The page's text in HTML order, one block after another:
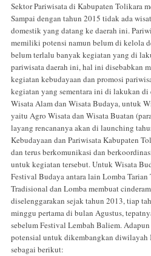
Sektor Pariwisata di Kabupaten Tolikara
Sampai dengan tahun 2015 tidak ada
domestik yang datang ke daerah ini.
memiliki potensi namun belum di kelola
belum terlalu banyak kegiatan yang di
pariwisata daerah ini, hal ini disebabkan
kegiatan kebudayaan dan promosi
kegiatan yang sementara ini di lakukan
Wisata Alam dan Wisata Budaya, untuk
yaitu Agro Wisata dan Wisata Buatan
layang rencananya akan di launching
Kebudayaan dan Pariwisata Kabupaten
dan terus berkomunikasi dan
untuk kegiatan tersebut. Untuk Wisata
Festival Budaya antara lain Lomba
Tradisional dan Lomba membuat
diselenggarakan sejak tahun 2013, tiap
minggu pertama di bulan Agustus,
sebelum Festival Lembah Baliem.
potensial untuk dikembangkan diwilayah
sebagai berikut: